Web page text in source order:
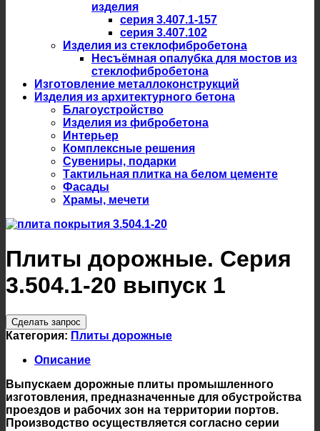
изделия
серия 3.407.1-157
серия 3.407.102
Изделия из стеклофибробетона
Несъёмная опалубка для мостов из
стеклофибробетона
Изготовление металлоконструкций
Изделия из архитектурного бетона
Благоустройство
Изделия из фибробетона
Интерьер
Комплексные решения
Сувениры, подарки
Тактильная плитка на белом цементе
Фасады
Храмы, мечети
Плиты дорожные. Серия
3.504.1-20 выпуск 1
Сделать запрос
Категория: Плиты дорожные
Описание
Выпускаем дорожные плиты промышленного
изготовления, предназначенные для обустройства
проездов и рабочих зон на территории портов.
Производство осуществляется согласно серии